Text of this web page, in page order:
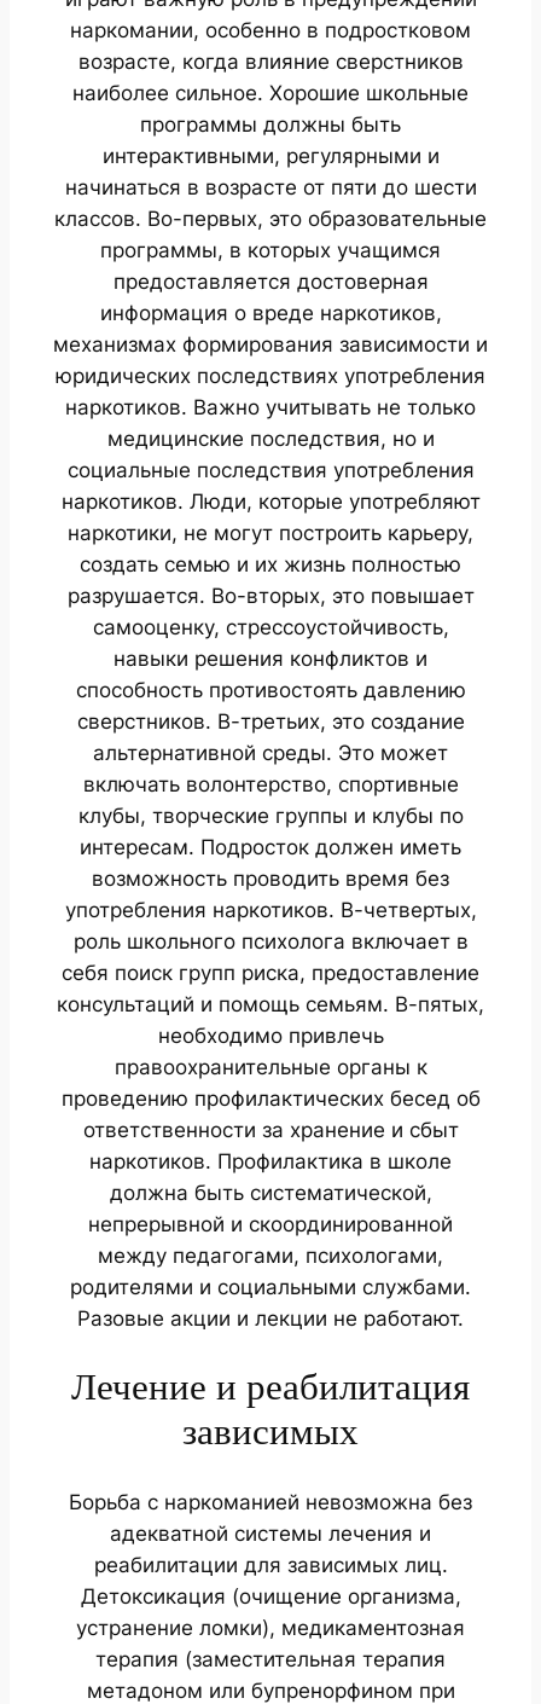
наркомании, особенно в подростковом
возрасте, когда влияние сверстников
наиболее сильное. Хорошие школьные
программы должны быть
интерактивными, регулярными и
начинаться в возрасте от пяти до шести
классов. Во-первых, это образовательные
программы, в которых учащимся
предоставляется достоверная
информация о вреде наркотиков,
механизмах формирования зависимости и
юридических последствиях употребления
наркотиков. Важно учитывать не только
медицинские последствия, но и
социальные последствия употребления
наркотиков. Люди, которые употребляют
наркотики, не могут построить карьеру,
создать семью и их жизнь полностью
разрушается. Во-вторых, это повышает
самооценку, стрессоустойчивость,
навыки решения конфликтов и
способность противостоять давлению
сверстников. В-третьих, это создание
альтернативной среды. Это может
включать волонтерство, спортивные
клубы, творческие группы и клубы по
интересам. Подросток должен иметь
возможность проводить время без
употребления наркотиков. В-четвертых,
роль школьного психолога включает в
себя поиск групп риска, предоставление
консультаций и помощь семьям. В-пятых,
необходимо привлечь
правоохранительные органы к
проведению профилактических бесед об
ответственности за хранение и сбыт
наркотиков. Профилактика в школе
должна быть систематической,
непрерывной и скоординированной
между педагогами, психологами,
родителями и социальными службами.
Разовые акции и лекции не работают.
Лечение и реабилитация
зависимых
Борьба с наркоманией невозможна без
адекватной системы лечения и
реабилитации для зависимых лиц.
Детоксикация (очищение организма,
устранение ломки), медикаментозная
терапия (заместительная терапия
метадоном или бупренорфином при